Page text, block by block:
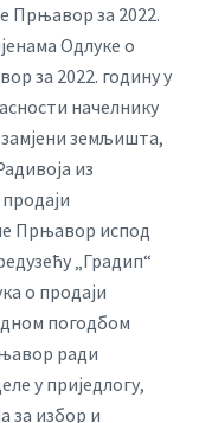
Прњавор за 2022.
Одлуке о
за 2022. годину у
начелнику
земљишта,
из
Прњавор испод
„Градип“
о продаји
погодбом
ради
у приједлогу,
за избор и